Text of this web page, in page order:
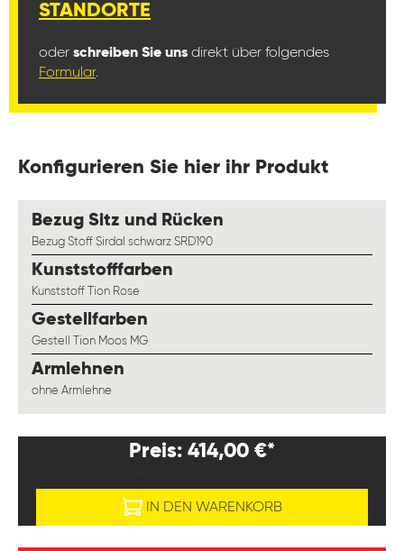
STANDORTE
oder schreiben Sie uns direkt über folgendes
Formular.
Konfigurieren Sie hier ihr Produkt
Bezug Sitz und Rücken
Bezug Stoff Sirdal schwarz SRD190
Kunststofffarben
Kunststoff Tion Rose
Gestellfarben
Gestell Tion Moos MG
Armlehnen
ohne Armlehne
Preis: 414,00 €*
IN DEN WARENKORB